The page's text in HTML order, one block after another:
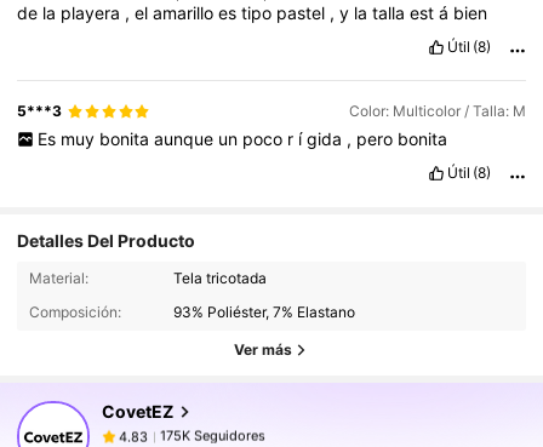
de la playera ,elamarilloestipo pastel ,y latallaestá bien
Útil (8)
5***3 Color: Multicolor / Talla: M
Es muy bonita aunque un poco r ígida , pero bonita
Útil (8)
Detalles Del Producto
Material:
Tela tricotada
Composición:
93% Poliéster, 7% Elastano
Ver más
CovetEZ
175K Seguidores
4.83 175K Seguidores
175K Seguidores
4.83 175K Seguidores